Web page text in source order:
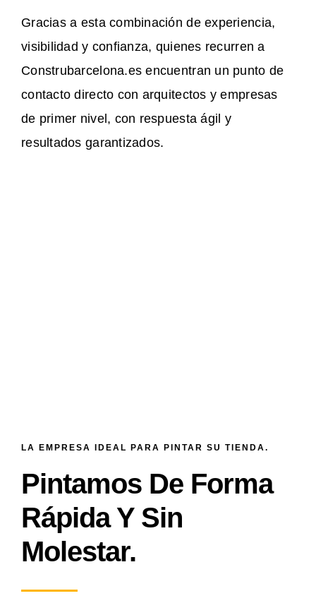
Gracias a esta combinación de experiencia,
visibilidad y confianza, quienes recurren a
Construbarcelona.es encuentran un punto de
contacto directo con arquitectos y empresas
de primer nivel, con respuesta ágil y
resultados garantizados.
LA EMPRESA IDEAL PARA PINTAR SU TIENDA.
Pintamos De Forma
Rápida Y Sin
Molestar.